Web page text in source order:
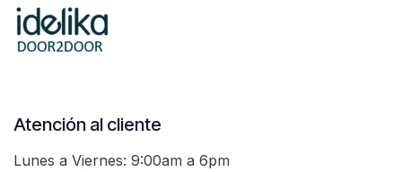
Atención al cliente
Lunes a Viernes: 9:00am a 6pm